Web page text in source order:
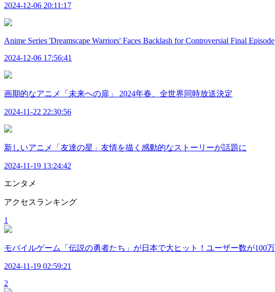
2024-12-06 20:11:17
Anime Series 'Dreamscape Warriors' Faces Backlash for Controversial Final Episode
2024-12-06 17:56:41
画期的なアニメ「未来への扉」 2024年春、全世界同時放送決定
2024-11-22 22:30:56
新しいアニメ「友達の星」友情を描く感動的なストーリーが話題に
2024-11-19 13:24:42
エンタメ
アクセスランキング
1
モバイルゲーム「伝説の勇者たち」が日本で大ヒット！ユーザー数が100
2024-11-19 02:59:21
2